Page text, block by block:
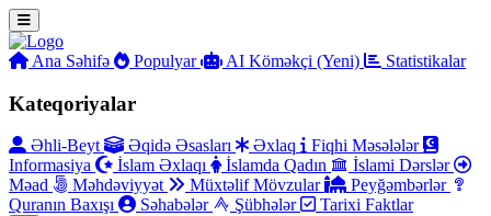
Ana Səhifə Populyar AI Köməkçi (Yeni) Statistikalar
Kateqoriyalar
Əhli-Beyt Əqidə Əsasları Əxlaq
Fiqhi Məsələlər
Informasiya
İslam Əxlaqı İslamda Qadın
İslami Dərslər
Məad
Məhdəviyyət Müxtəlif Mövzular
Peyğəmbərlər
Quranın Baxışı
Səhabələr Şübhələr Tarixi Faktlar